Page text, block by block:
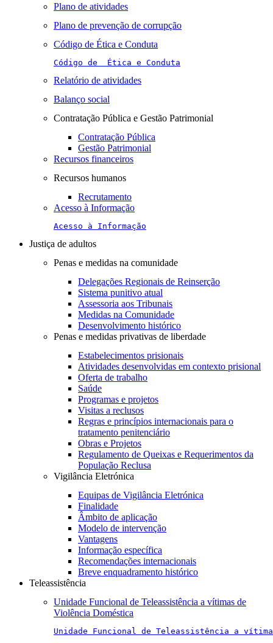
Plano de atividades
Plano de prevenção de corrupção
Código de Ética e Conduta
Código de  Ética e Conduta
Relatório de atividades
Balanço social
Contratação Pública e Gestão Patrimonial
Contratação Pública
Gestão Patrimonial
Recursos financeiros
Recursos humanos
Recrutamento
Acesso à Informação
Acesso à Informação
Justiça de adultos
Penas e medidas na comunidade
Delegações Regionais de Reinserção
Sistema punitivo atual
Assessoria aos Tribunais
Medidas na Comunidade
Desenvolvimento histórico
Penas e medidas privativas de liberdade
Estabelecimentos prisionais
Atividades desenvolvidas em contexto prisional
Oferta de trabalho
Saúde
Programas e projetos
Visitas a reclusos
Regras e princípios internacionais para o
tratamento penitenciário
Obras e Projetos
Regulamento de Queixas e Requerimentos da
População Reclusa
Vigilância Eletrónica
Equipas de Vigilância Eletrónica
Finalidade
Âmbito de aplicação
Modelo de intervenção
Vantagens
Informação específica
Recomendações internacionais
Breve enquadramento histórico
Teleassistência
Unidade Funcional de Teleassistência a vítimas de
Violência Doméstica
Unidade Funcional de Teleassistência a